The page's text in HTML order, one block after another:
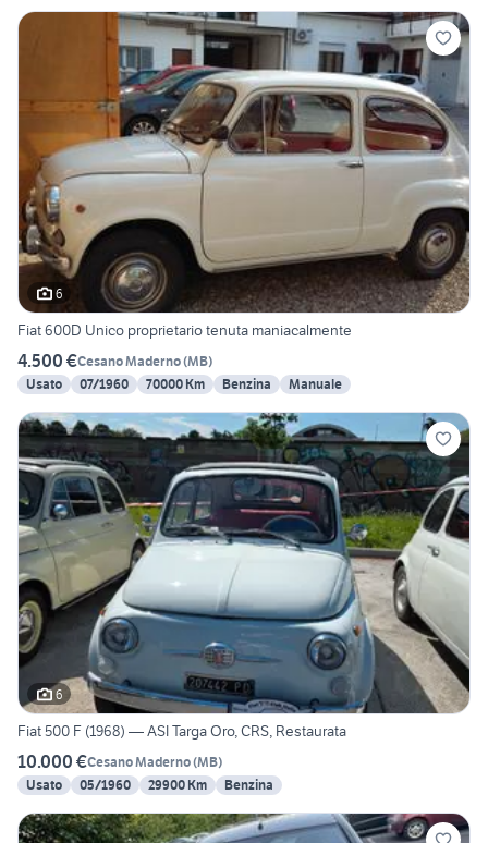
6
Fiat 600D Unico proprietario tenuta maniacalmente
4.500 €Cesano Maderno(MB)
Usato
07/1960 70000 Km Benzina Manuale
6
Fiat 500 F (1968) — ASI Targa Oro, CRS, Restaurata
10.000 €Cesano Maderno(MB)
Usato
05/1960 29900 Km Benzina